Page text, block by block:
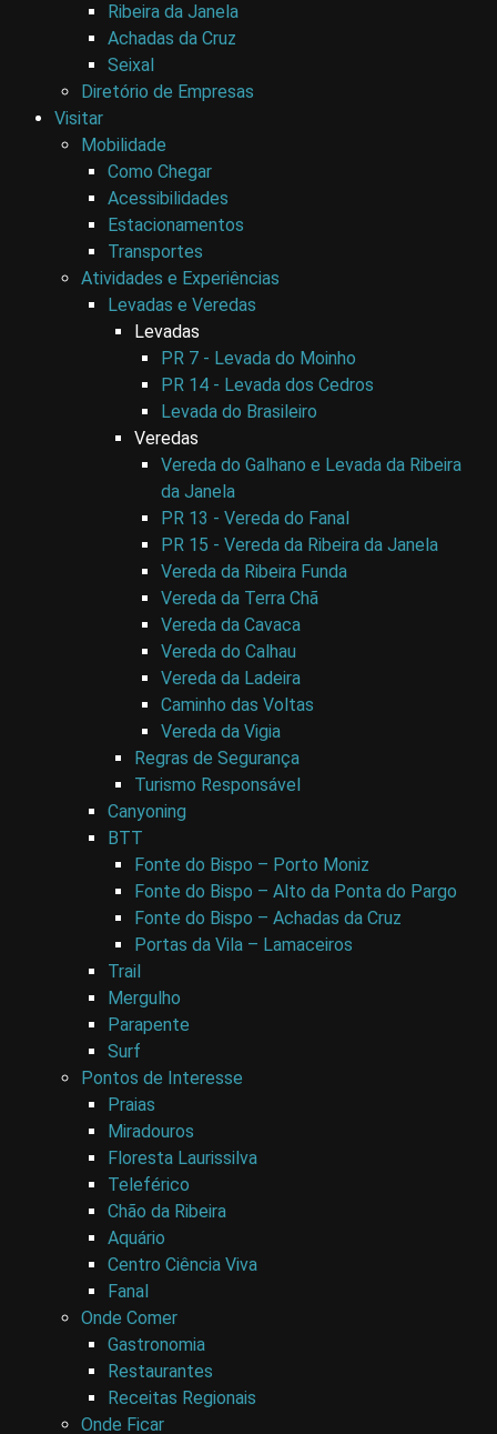
Ribeira da Janela
Achadas da Cruz
Seixal
Diretório de Empresas
Visitar
Mobilidade
Como Chegar
Acessibilidades
Estacionamentos
Transportes
Atividades e Experiências
Levadas e Veredas
Levadas
PR 7 - Levada do Moinho
PR 14 - Levada dos Cedros
Levada do Brasileiro
Veredas
Vereda do Galhano e Levada da Ribeira
da Janela
PR 13 - Vereda do Fanal
PR 15 - Vereda da Ribeira da Janela
Vereda da Ribeira Funda
Vereda da Terra Chã
Vereda da Cavaca
Vereda do Calhau
Vereda da Ladeira
Caminho das Voltas
Vereda da Vigia
Regras de Segurança
Turismo Responsável
Canyoning
BTT
Fonte do Bispo – Porto Moniz
Fonte do Bispo – Alto da Ponta do Pargo
Fonte do Bispo – Achadas da Cruz
Portas da Vila – Lamaceiros
Trail
Mergulho
Parapente
Surf
Pontos de Interesse
Praias
Miradouros
Floresta Laurissilva
Teleférico
Chão da Ribeira
Aquário
Centro Ciência Viva
Fanal
Onde Comer
Gastronomia
Restaurantes
Receitas Regionais
Onde Ficar